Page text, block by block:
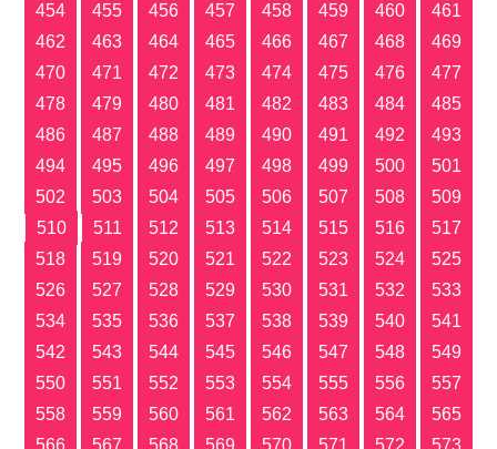
454
455 456 457 458 459 460
461
462
463 464 465 466 467 468
469
470
471 472 473 474 475 476
477
478
479 480 481 482 483 484
485
486
487 488 489 490 491 492
493
494
495 496 497 498 499 500
501
502
503 504 505 506 507 508
509
510
511 512 513 514 515 516
517
518
519 520 521 522 523 524
525
526
527 528 529 530 531 532
533
534
535 536 537 538 539 540
541
542
543 544 545 546 547 548
549
550
551 552 553 554 555 556
557
558
559 560 561 562 563 564
565
566
567 568 569 570 571 572 573